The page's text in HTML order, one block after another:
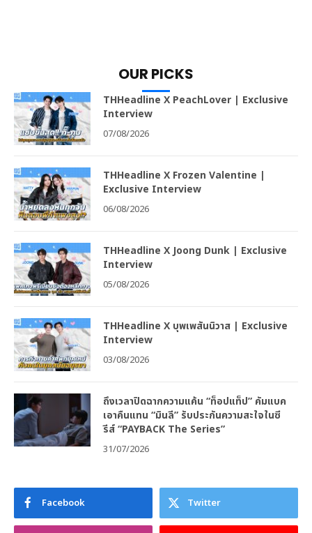
OUR PICKS
THHeadline X PeachLover | Exclusive
Interview
07/08/2026
THHeadline X Frozen Valentine |
Exclusive Interview
06/08/2026
THHeadline X Joong Dunk | Exclusive
Interview
05/08/2026
THHeadline X บุพเพสันนิวาส | Exclusive
Interview
03/08/2026
ถึงเวลาปิดฉากความแค้น “ท็อปแท็ป” คัมแบค
เอาคืนแทน “มินลี” รับประกันความสะใจในซี
รีส์ “PAYBACK The Series”
31/07/2026
Facebook Twitter